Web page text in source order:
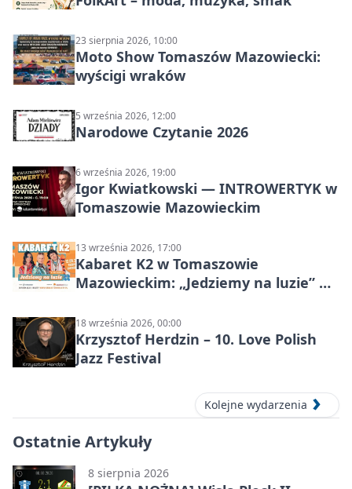
23 sierpnia 2026, 10:00
Moto Show Tomaszów Mazowiecki:
wyścigi wraków
5 września 2026, 12:00
Narodowe Czytanie 2026
6 września 2026, 19:00
Igor Kwiatkowski — INTROWERTYK w
Tomaszowie Mazowieckim
13 września 2026, 17:00
Kabaret K2 w Tomaszowie
Mazowieckim: „Jedziemy na luzie” w
Społecznej
18 września 2026, 00:00
Krzysztof Herdzin – 10. Love Polish
Jazz Festival
Kolejne wydarzenia
Ostatnie Artykuły
8 sierpnia 2026